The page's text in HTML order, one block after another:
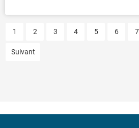
1 2 3 4 5 6 7
Suivant